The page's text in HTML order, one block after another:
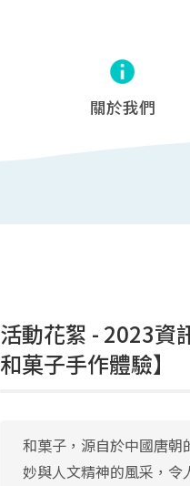
關於我們
活動花絮 - 2023
和菓子手作體驗】
和菓子，源自於中國唐
妙與人文精神的風采，